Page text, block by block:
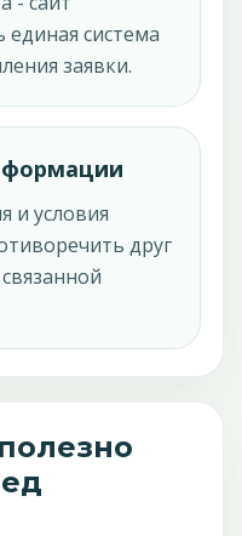
единая система
заявки.
и условия
друг